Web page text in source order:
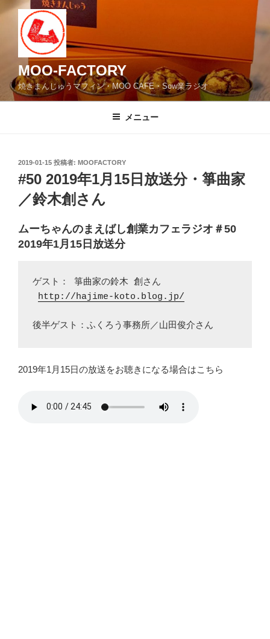
MOO-FACTORY
焼きまんじゅうマフィン・MOO CAFE・Sow業ラジオ
メニュー
投
稿
日:
2019-01-15 投稿者: MOOFACTORY
#50 2019年1月15日放送分・箏曲家
／鈴木創さん
ムーちゃんのまえばし創業カフェラジオ＃50
2019年1月15日放送分
ゲスト： 箏曲家の鈴木 創さん
http://hajime-koto.blog.jp/
後半ゲスト：ふくろう事務所／山田俊介さん
2019年1月15日の放送をお聴きになる場合はこちら